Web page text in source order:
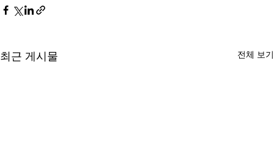
최근 게시물 전체 보기